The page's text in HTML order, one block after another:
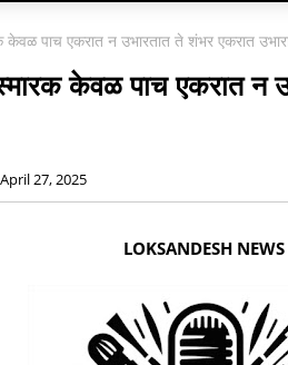
केवळ पाच एकरात न उभारतात ते शंभर एकरात
केवळ पाच एकरात न
April 27, 2025
LOKSANDESH NEWS